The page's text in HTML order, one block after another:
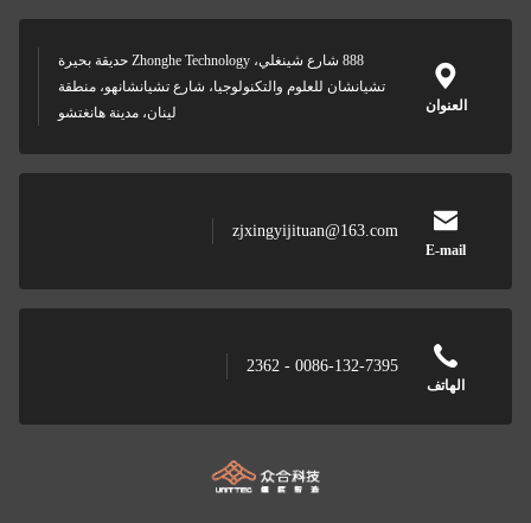
العنوان
888 شارع شينغلي، Zhonghe Technology حديقة بحيرة
تشيانشان للعلوم والتكنولوجيا، شارع تشيانشانهو، منطقة
لينان، مدينة هانغتشو
E-mail
zjxingyijituan@163.com
الهاتف
0086-132-7395 - 2362